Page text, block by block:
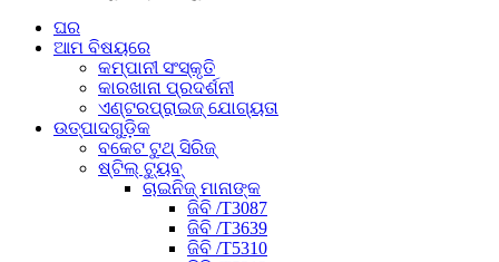
ଘର
ଆମ ବିଷୟରେ
କମ୍ପାନୀ ସଂସ୍କୃତି
କାରଖାନା ପ୍ରଦର୍ଶନୀ
ଏଣ୍ଟରପ୍ରାଇଜ୍ ଯୋଗ୍ୟତା
ଉତ୍ପାଦଗୁଡ଼ିକ
ବକେଟ ଟୁଥ୍ ସିରିଜ୍
ଷ୍ଟିଲ୍ ଟ୍ୟୁବ୍
ଚାଇନିଜ୍ ମାନାଙ୍କ
ଜିବି /T3087
ଜିବି /T3639
ଜିବି /T5310